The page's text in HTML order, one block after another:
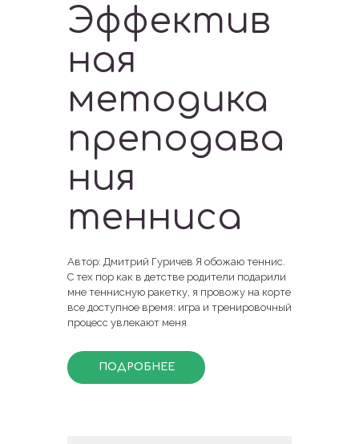
Эффектив
ная
методика
преподава
ния
тенниса
Автор: Дмитрий Гуричев Я обожаю теннис.
С тех пор как в детстве родители подарили
мне теннисную ракетку, я провожу на корте
все доступное время: игра и тренировочный
процесс увлекают меня
ПОДРОБНЕЕ